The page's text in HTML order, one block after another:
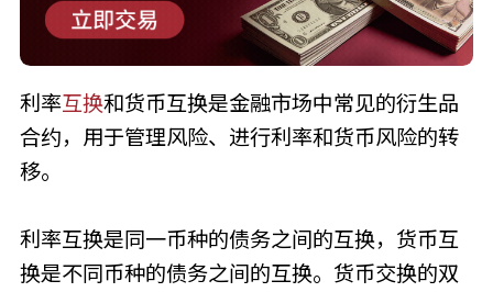
利率互换和货币互换是金融市场中常见的衍生品
合约，用于管理风险、进行利率和货币风险的转
移。
利率互换是同一币种的债务之间的互换，货币互
换是不同币种的债务之间的互换。货币交换的双